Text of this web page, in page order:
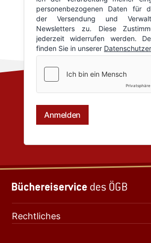
Rechtliches